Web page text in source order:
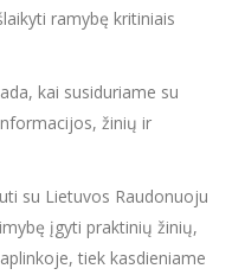
ramybę kritiniais
kai susiduriame su
žinių ir
su Lietuvos Raudonuoju
įgyti praktinių žinių,
tiek kasdieniame